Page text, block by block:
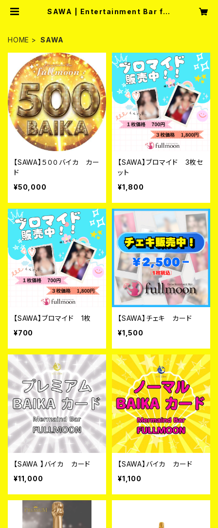
SAWA | Entertainment Bar ful
HOME SAWA
【SAWA】５００バイカ カー
ド
¥50,000
【SAWA】ブロマイド 3枚セ
ット
¥1,800
【SAWA】ブロマイド 1枚
¥700
【SAWA】チェキ カード
¥1,500
【SAWA 】バイカ カード
¥11,000
【SAWA】バイカ カード
¥1,100